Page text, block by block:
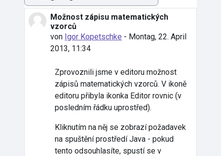
Možnost zápisu matematických
vzorců
von Igor Kopetschke - Montag, 22. April
2013, 11:34
Anzahl Antworten: 0
Zprovoznili jsme v editoru možnost
zápisů matematických vzorců. V ikoně
editoru přibyla ikonka Editor rovnic (v
posledním řádku uprostřed).
Kliknutím na něj se zobrazí požadavek
na spuštění prostředí Java - pokud
tento odsouhlasíte, spustí se v